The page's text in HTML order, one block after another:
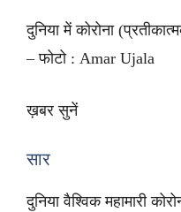
दुनिया में कोरोना
– फोटो : Amar Ujala
ख़बर सुनें
सार
दुनिया वैश्विक महामारी